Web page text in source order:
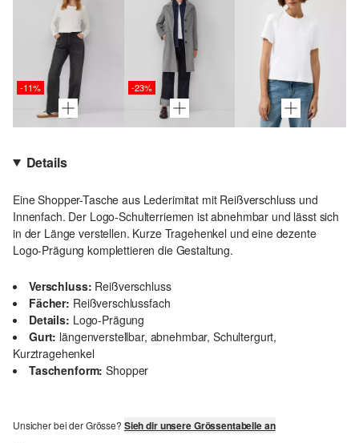
-11% -23%
Details
Eine Shopper-Tasche aus Lederimitat mit Reißverschluss und
Innenfach. Der Logo-Schulterriemen ist abnehmbar und lässt sich
in der Länge verstellen. Kurze Tragehenkel und eine dezente
Logo-Prägung komplettieren die Gestaltung.
Verschluss: Reißverschluss
Fächer: Reißverschlussfach
Details: Logo-Prägung
Gurt: längenverstellbar, abnehmbar, Schultergurt,
Kurztragehenkel
Taschenform: Shopper
Unsicher bei der Grösse? Sieh dir unsere Grössentabelle an